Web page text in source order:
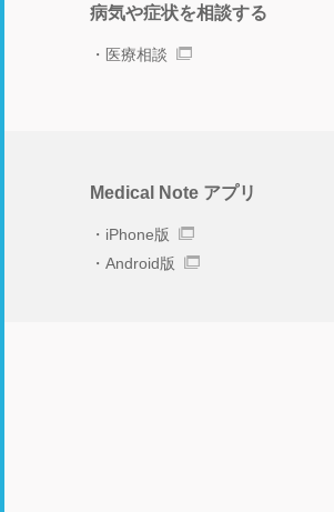
病気や症状を相談する
医療相談
Medical Note アプリ
iPhone版
Android版